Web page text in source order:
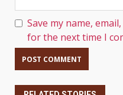
Save my name,
for the next time I